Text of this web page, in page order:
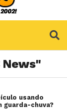
usando
guarda-chuva?